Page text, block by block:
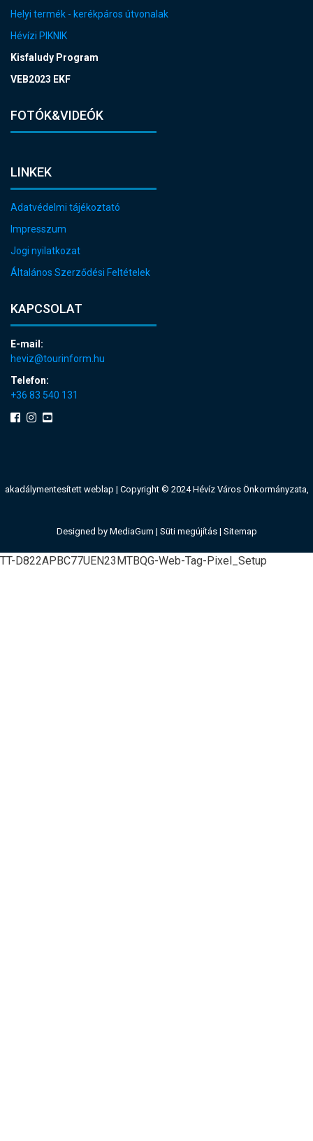
Helyi termék - kerékpáros útvonalak
Hévízi PIKNIK
Kisfaludy Program
VEB2023 EKF
FOTÓK&VIDEÓK
LINKEK
Adatvédelmi tájékoztató
Impresszum
Jogi nyilatkozat
Általános Szerződési Feltételek
KAPCSOLAT
E-mail:
heviz@tourinform.hu
Telefon:
+36 83 540 131
akadálymentesített weblap | Copyright © 2024 Hévíz Város Önkormányzata,
Designed by MediaGum | Süti megújítás | Sitemap
TT-D822APBC77UEN23MTBQG-Web-Tag-Pixel_Setup